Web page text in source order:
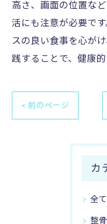
高さ、画面の位置な
活にも注意が必要で
スの良い食事を心が
践することで、健康
< 前のページ
カ
全
整